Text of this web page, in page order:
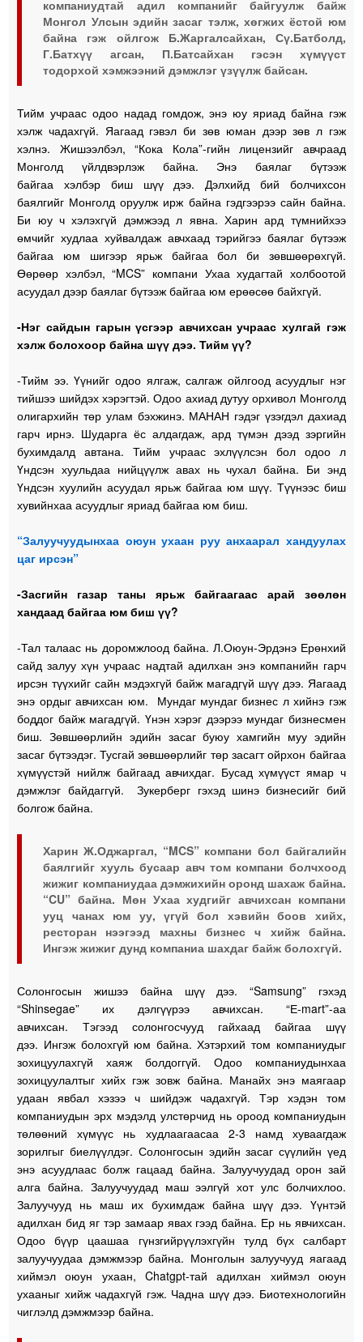
компаниудтай адил компанийг байгуулж байж
Монгол Улсын эдийн засаг тэлж, хөгжих ёстой юм
байна гэж ойлгож Б.Жаргалсайхан, Сү.Батболд,
Г.Батхүү агсан, П.Батсайхан гэсэн хүмүүст
тодорхой хэмжээний дэмжлэг үзүүлж байсан.
Тийм учраас одоо надад гомдож, энэ юу яриад байна гэж
хэлж чадахгүй. Яагаад гэвэл би зөв юман дээр зөв л гэж
хэлнэ. Жишээлбэл, “Кока Кола”-гийн лицензийг авчраад
Монголд үйлдвэрлэж байна. Энэ баялаг бүтээж
байгаа хэлбэр биш шүү дээ. Дэлхийд бий болчихсон
баялгийг Монголд оруулж ирж байна гэдгээрээ сайн байна.
Би юу ч хэлэхгүй дэмжээд л явна. Харин ард түмнийхээ
өмчийг худлаа хуйвалдаж авчхаад тэрийгээ баялаг бүтээж
байгаа юм шигээр ярьж байгаа бол би зөвшөөрөхгүй.
Өөрөөр хэлбэл, “MCS” компани Ухаа худагтай холбоотой
асуудал дээр баялаг бүтээж байгаа юм ерөөсөө байхгүй.
-Нэг сайдын гарын үсгээр авчихсан учраас хулгай гэж
хэлж болохоор байна шүү дээ. Тийм үү?
-Тийм ээ. Үүнийг одоо ялгаж, салгаж ойлгоод асуудлыг нэг
тийшээ шийдэх хэрэгтэй. Одоо ахиад дутуу орхивол Монголд
олигархийн төр улам бэхжинэ. МАНАН гэдэг үзэгдэл дахиад
гарч ирнэ. Шударга ёс алдагдаж, ард түмэн дээд зэргийн
бухимдалд автана. Тийм учраас эхлүүлсэн бол одоо л
Үндсэн хуульдаа нийцүүлж авах нь чухал байна. Би энд
Үндсэн хуулийн асуудал ярьж байгаа юм шүү. Түүнээс биш
хувийнхаа асуудлыг яриад байгаа юм биш.
“Залуучуудынхаа оюун ухаан руу анхаарал хандуулах
цаг ирсэн”
-Засгийн газар таны ярьж байгаагаас арай зөөлөн
хандаад байгаа юм биш үү?
-Тал талаас нь доромжлоод байна. Л.Оюун-Эрдэнэ Ерөнхий
сайд залуу хүн учраас надтай адилхан энэ компанийн гарч
ирсэн түүхийг сайн мэдэхгүй байж магадгүй шүү дээ. Яагаад
энэ ордыг авчихсан юм. Мундаг мундаг бизнес л хийнэ гэж
боддог байж магадгүй. Үнэн хэрэг дээрээ мундаг бизнесмен
биш. Зөвшөөрлийн эдийн засаг буюу хамгийн муу эдийн
засаг бүтээдэг. Тусгай зөвшөөрлийг төр засагт ойрхон байгаа
хүмүүстэй нийлж байгаад авчихдаг. Бусад хүмүүст ямар ч
дэмжлэг байдаггүй. Зукерберг гэхэд шинэ бизнесийг бий
болгож байна.
Харин Ж.Оджаргал, “MCS” компани бол байгалийн
баялгийг хууль бусаар авч том компани болчхоод
жижиг компаниудаа дэмжихийн оронд шахаж байна.
“CU” байна. Мөн Ухаа худгийг авчихсан компани
ууц чанах юм уу, үгүй бол хэвийн боов хийх,
ресторан нээгээд махны бизнес ч хийж байна.
Ингэж жижиг дунд компаниа шахдаг байж болохгүй.
Солонгосын жишээ байна шүү дээ. “Samsung” гэхэд
“Shinsegae” их дэлгүүрээ авчихсан. “Е-mart”-аа
авчихсан. Тэгээд солонгосчууд гайхаад байгаа шүү
дээ. Ингэж болохгүй юм байна. Хэтэрхий том компаниудыг
зохицуулахгүй хаяж болдоггүй. Одоо компаниудынхаа
зохицуулалтыг хийх гэж зовж байна. Манайх энэ маягаар
удаан явбал хэзээ ч шийдэж чадахгүй. Тэр хэдэн том
компаниудын эрх мэдэлд улстөрчид нь ороод компаниудын
төлөөний хүмүүс нь худлаагаасаа 2-3 намд хуваагдаж
зорилгыг биелүүлдэг. Солонгосын эдийн засаг сүүлийн үед
энэ асуудлаас болж гацаад байна. Залуучуудад орон зай
алга байна. Залуучуудад маш ээлгүй хот улс болчихлоо.
Залуучууд нь маш их бухимдаж байна шүү дээ. Үүнтэй
адилхан бид яг тэр замаар явах гээд байна. Ер нь явчихсан.
Одоо бүүр цаашаа гүнзгийрүүлэхгүйн тулд бүх салбарт
залуучуудаа дэмжмээр байна. Монголын залуучууд яагаад
хиймэл оюун ухаан, Chatgpt-тай адилхан хиймэл оюун
ухааныг хийж чадахгүй гэж. Чадна шүү дээ. Биотехнологийн
чиглэлд дэмжмээр байна.